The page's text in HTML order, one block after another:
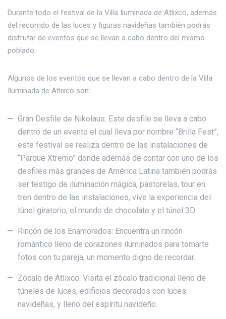
Durante todo el festival de la Villa Iluminada de Atlixco, además
del recorrido de las luces y figuras navideñas también podrás
disfrutar de eventos que se llevan a cabo dentro del mismo
poblado.
Algunos de los eventos que se llevan a cabo dentro de la Villa
Iluminada de Atlixco son:
Gran Desfile de Nikolaus: Este desfile se lleva a cabo
dentro de un evento el cual lleva por nombre “Brilla Fest”,
este festival se realiza dentro de las instalaciones de
“Parque Xtremo” donde además de contar con uno de los
desfiles más grandes de América Latina también podrás
ser testigo de iluminación mágica, pastorelas, tour en
tren dentro de las instalaciones, vive la experiencia del
túnel giratorio, el mundo de chocolate y el túnel 3D.
Rincón de los Enamorados: Encuentra un rincón
romántico lleno de corazones iluminados para tomarte
fotos con tu pareja, un momento digno de recordar.
Zócalo de Atlixco: Visita el zócalo tradicional lleno de
túneles de luces, edificios decorados con luces
navideñas, y lleno del espíritu navideño.